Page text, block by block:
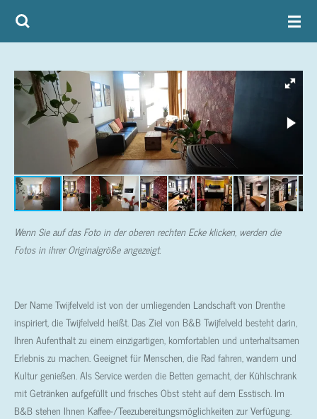
Zum
Wenn Sie auf das Foto in der oberen rechten Ecke klicken, werden die
Fotos in ihrer Originalgröße angezeigt.
Der Name Twijfelveld ist von der umliegenden Landschaft von Drenthe
inspiriert, die Twijfelveld heißt. Das Ziel von B&B Twijfelveld besteht darin,
Ihren Aufenthalt zu einem einzigartigen, komfortablen und unterhaltsamen
Erlebnis zu machen. Geeignet für Menschen, die Rad fahren, wandern und
Kultur genießen. Als Service werden die Betten gemacht, der Kühlschrank
mit Getränken aufgefüllt und frisches Obst steht auf dem Esstisch. Im
B&B stehen Ihnen Kaffee-/Teezubereitungsmöglichkeiten zur Verfügung.